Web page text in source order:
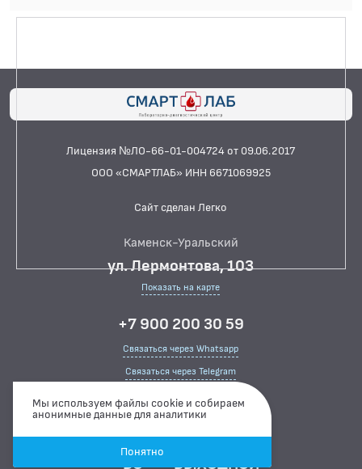
Фармакогенетика
АЛЛЕРГОЛОГИЧЕСКИЕ ИССЛЕДОВАНИЯ
АЛЛЕРГОЛОГИЧЕСКИЕ ИССЛЕДОВАНИЯ
СПЕЦИАЛИЗИРОВАННЫЕ МЕТОДЫ
ИССЛЕДОВАНИЯ
БИОХИМИЧЕСКИЕ ИССЛЕДОВАНИЯ
ДИАГНОСТИЧЕСКИЕ ПРОФИЛИ ИССЛЕДОВАНИЙ
КОАГУЛОЛОГИЧЕСКИЕ ИССЛЕДОВАНИЯ
ЛЕКАРСТВЕННЫЙ МОНИТОРИНГ
ПЦР-ДИАГНОСТИКА ИНФЕКЦИЙ
ЦИТОЛОГИЧЕСКИЕ ИССЛЕДОВАНИЯ
Лицензия №ЛО-66-01-004724 от 09.06.2017
ООО «СМАРТЛАБ» ИНН 6671069925
Сайт сделан Легко
Каменск-Уральский
ул. Лермонтова, 103
Показать на карте
+7 900 200 30 59
Связаться через Whatsapp
Связаться через Telegram
Режим работы
ПН-ПТ
СБ
ВС
ВЫХОДНОЙ
Мы используем файлы cookie и собираем
анонимные данные для аналитики
Понятно